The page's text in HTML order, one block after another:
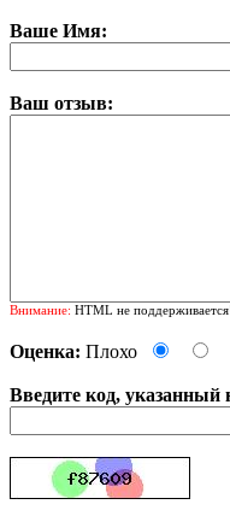
Ваше Имя:
Ваш отзыв:
Внимание: HTML не
Оценка: Плохо
Введите код, указанный